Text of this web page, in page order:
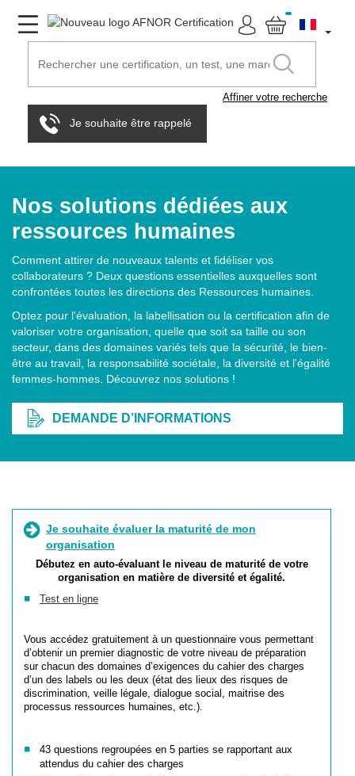
Affiner votre recherche
Je souhaite être rappelé
Nos solutions dédiées aux
ressources humaines
Comment attirer de nouveaux talents et fidéliser vos
collaborateurs ? Deux questions essentielles auxquelles sont
confrontées toutes les directions des Ressources humaines.
Optez pour l'évaluation, la labellisation ou la certification afin de
valoriser votre organisation, quelle que soit sa taille ou son
secteur, dans des domaines variés tels que la sécurité, le bien-
être au travail, la responsabilité sociétale, la diversité et l'égalité
femmes-hommes. Découvrez nos solutions !
DEMANDE D’INFORMATIONS
Je souhaite évaluer la maturité de mon
organisation
Débutez en auto-évaluant le niveau de maturité de votre
organisation en matière de diversité et égalité.
Test en ligne
Vous accédez gratuitement à un questionnaire vous permettant
d’obtenir un premier diagnostic de votre niveau de préparation
sur chacun des domaines d’exigences du cahier des charges
d’un des labels ou les deux (état des lieux des risques de
discrimination, veille légale, dialogue social, maitrise des
processus ressources humaines, etc.).
43 questions regroupées en 5 parties se rapportant aux
attendus du cahier des charges